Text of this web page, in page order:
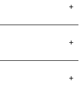
+
+
+